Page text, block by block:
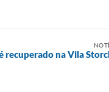
recuperado na Vila